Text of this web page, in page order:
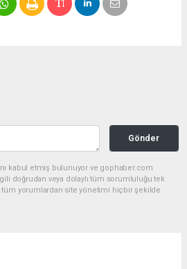
Gönder
kabul etmiş bulunuyor ve gophaber.com
doğrudan veya dolaylı tüm sorumluluğu tek
tüm yorumlardan site yönetimi hiçbir şekilde